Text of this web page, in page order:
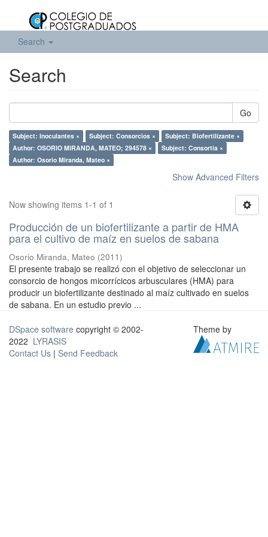
Search
Search
Go
Subject: Inoculantes × Subject: Consorcios ×
Subject: Biofertilizante ×
Author: OSORIO MIRANDA, MATEO; 294578 ×
Subject: Consortia ×
Author: Osorio Miranda, Mateo ×
Show Advanced Filters
Now showing items 1-1 of 1
Producción de un biofertilizante a partir de HMA
para el cultivo de maíz en suelos de sabana
Osorio Miranda, Mateo (2011)
El presente trabajo se realizó con el objetivo de seleccionar un
consorcio de hongos micorrícicos arbusculares (HMA) para
producir un biofertilizante destinado al maíz cultivado en suelos
de sabana. En un estudio previo ...
DSpace software copyright © 2002-
2022 LYRASIS
Contact Us | Send Feedback
Theme by